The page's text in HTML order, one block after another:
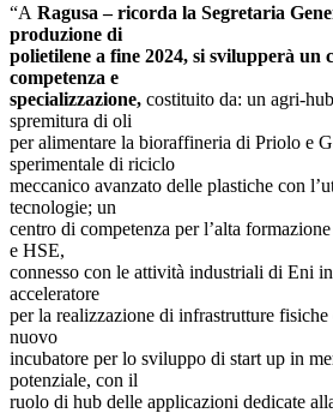
“A Ragusa – ricorda la Segretaria
produzione di
polietilene a fine 2024, si svilupperà un
competenza e
specializzazione, costituito da: un agri-
spremitura di oli
per alimentare la bioraffineria di Priolo e
sperimentale di riciclo
meccanico avanzato delle plastiche con
tecnologie; un
centro di competenza per l’alta
e HSE,
connesso con le attività industriali di Eni
acceleratore
per la realizzazione di infrastrutture
nuovo
incubatore per lo sviluppo di start up in
potenziale, con il
ruolo di hub delle applicazioni dedicate